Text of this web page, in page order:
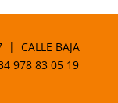
| CALLE BAJA
978 83 05 19